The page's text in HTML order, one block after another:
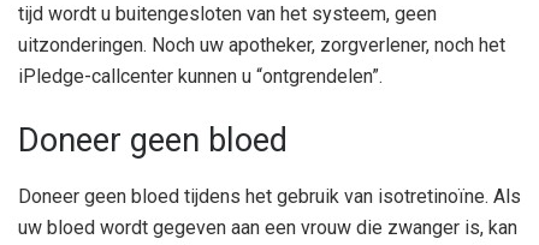
tijd wordt u buitengesloten van het systeem, geen
uitzonderingen. Noch uw apotheker, zorgverlener, noch het
iPledge-callcenter kunnen u “ontgrendelen”.
Doneer geen bloed
Doneer geen bloed tijdens het gebruik van isotretinoïne. Als
uw bloed wordt gegeven aan een vrouw die zwanger is, kan